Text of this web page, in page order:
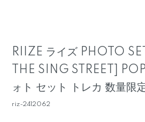
RIIZE ライズ PHOTO
THE SING STREET]
ォト セット トレカ 数量限
riz-2412062